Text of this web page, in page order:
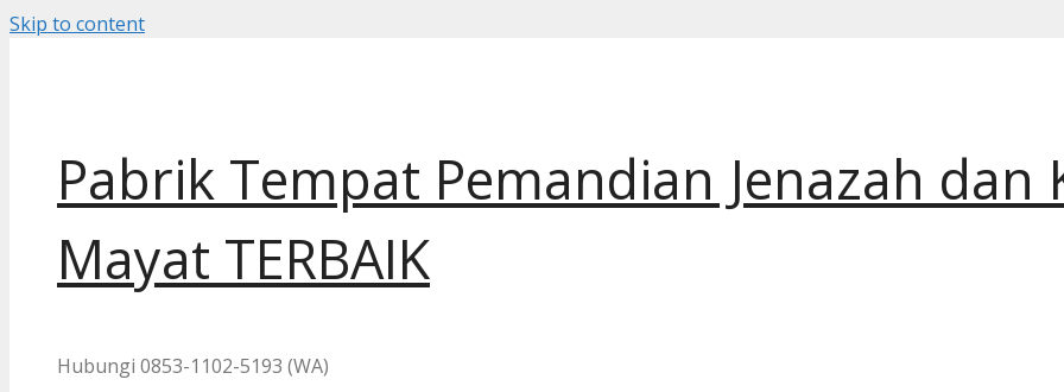
Skip to content
Pabrik Tempat Pemandian Jenazah dan
Mayat TERBAIK
Hubungi 0853-1102-5193 (WA)